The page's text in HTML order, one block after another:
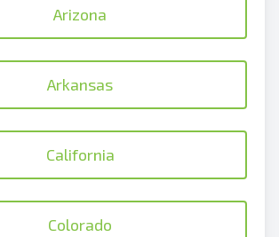
Arizona
Arkansas
California
Colorado